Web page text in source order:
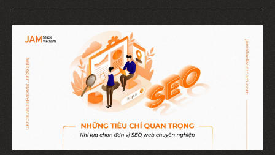
tìm kiếm, và trong số này, chỉ ít doanh nghiệp thực sự
sử dụng dữ liệu SEO để đo lường giá trị thực sự từ các
chiến dịch marketing.